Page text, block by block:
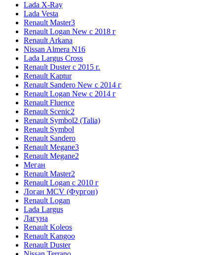
Lada X-Ray
Lada Vesta
Renault Master3
Renault Logan New с 2018 г
Renault Arkana
Nissan Almera N16
Lada Largus Cross
Renault Duster с 2015 г.
Renault Kaptur
Renault Sandero New с 2014 г
Renault Logan New с 2014 г
Renault Fluence
Renault Scenic2
Renault Symbol2 (Talia)
Renault Symbol
Renault Sandero
Renault Megane3
Renault Megane2
Меган
Renault Master2
Renault Logan c 2010 г
Логан МСV (Фургон)
Renault Logan
Lada Largus
Лагуна
Renault Koleos
Renault Kangoo
Renault Duster